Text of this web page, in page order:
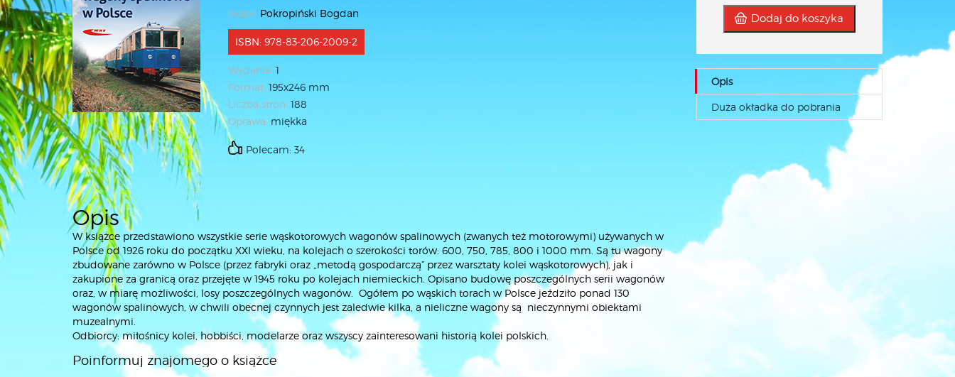
Autor: Pokropiński Bogdan
ISBN: 978-83-206-2009-2
Wydanie: 1
Format: 195x246 mm
Liczba stron: 188
Oprawa: miękka
Polecam: 34
Opis
W książce przedstawiono wszystkie serie wąskotorowych wagonów spalinowych (zwanych też motorowymi) używanych w
Polsce od 1926 roku do początku XXI wieku, na kolejach o szerokości torów: 600, 750, 785, 800 i 1000 mm. Są tu wagony
zbudowane zarówno w Polsce (przez fabryki oraz „metodą gospodarczą” przez warsztaty kolei wąskotorowych), jak i
zakupione za granicą oraz przejęte w 1945 roku po kolejach niemieckich. Opisano budowę poszczególnych serii wagonów
oraz, w miarę możliwości, losy poszczególnych wagonów. Ogółem po wąskich torach w Polsce jeździło ponad 130
wagonów spalinowych, w chwili obecnej czynnych jest zaledwie kilka, a nieliczne wagony są nieczynnymi obiektami
muzealnymi.
Odbiorcy: miłośnicy kolei, hobbiści, modelarze oraz wszyscy zainteresowani historią kolei polskich.
Poinformuj znajomego o książce
Dodaj do koszyka
Opis
Duża okładka do pobrania